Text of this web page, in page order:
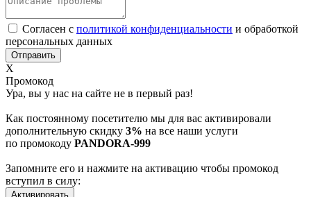
Согласен с политикой конфиденциальности и обработкой
персональных данных
Х
Промокод
Ура, вы у нас на сайте не в первый раз!
Как постоянному посетителю мы для вас активировали
дополнительную скидку 3% на все наши услуги
по промокоду PANDORA-999
Запомните его и нажмите на активацию чтобы промокод
вступил в силу: